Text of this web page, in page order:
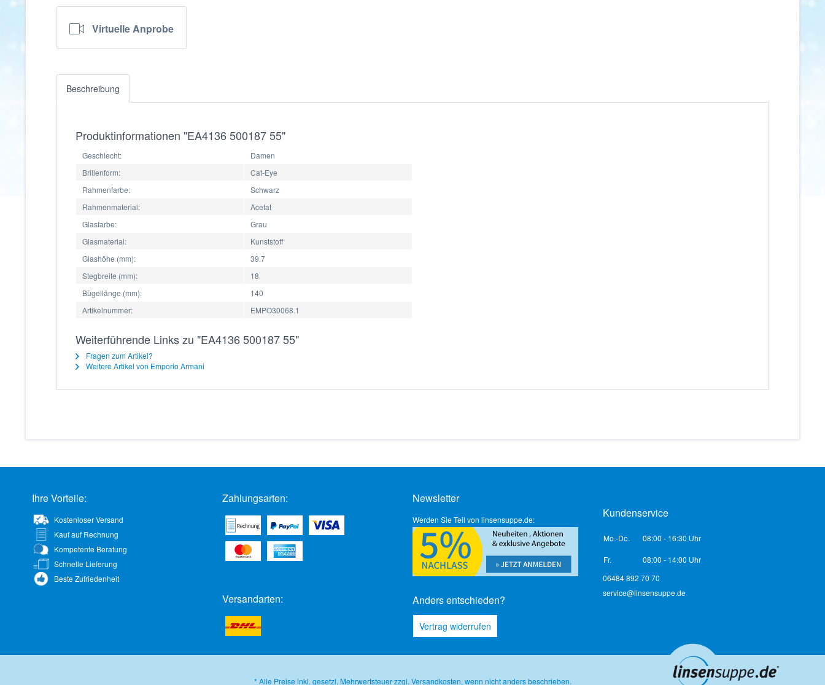
Virtuelle Anprobe
Beschreibung
Produktinformationen "EA4136 500187 55"
Geschlecht:
Damen
Brillenform:
Cat-Eye
Rahmenfarbe:
Schwarz
Rahmenmaterial:
Acetat
Glasfarbe:
Grau
Glasmaterial:
Kunststoff
Glashöhe (mm):
39.7
Stegbreite (mm):
18
Bügellänge (mm):
140
Artikelnummer:
EMPO30068.1
Weiterführende Links zu "EA4136 500187 55"
Fragen zum Artikel?
Weitere Artikel von Emporio Armani
Ihre Vorteile:
Kostenloser Versand
Kauf auf Rechnung
Kompetente Beratung
Schnelle Lieferung
Beste Zufriedenheit
Zahlungsarten:
Versandarten:
Newsletter
Werden Sie Teil von linsensuppe.de:
Anders entschieden?
Vertrag widerrufen
Kundenservice
Mo.-Do. 08:00 - 16:30 Uhr
Fr.
08:00 - 14:00 Uhr
06484 892 70 70
service@linsensuppe.de
* Alle Preise inkl. gesetzl. Mehrwertsteuer zzgl. Versandkosten, wenn nicht anders beschrieben.